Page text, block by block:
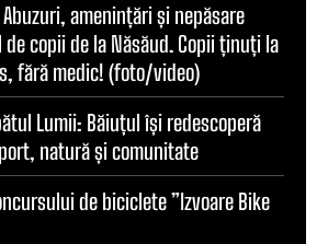
amenințări și nepăsare
copii de la Năsăud. Copii ținuți la
fără medic! (foto/video)
Lumii: Băiuțul își redescoperă
natură și comunitate
de biciclete ”Izvoare Bike